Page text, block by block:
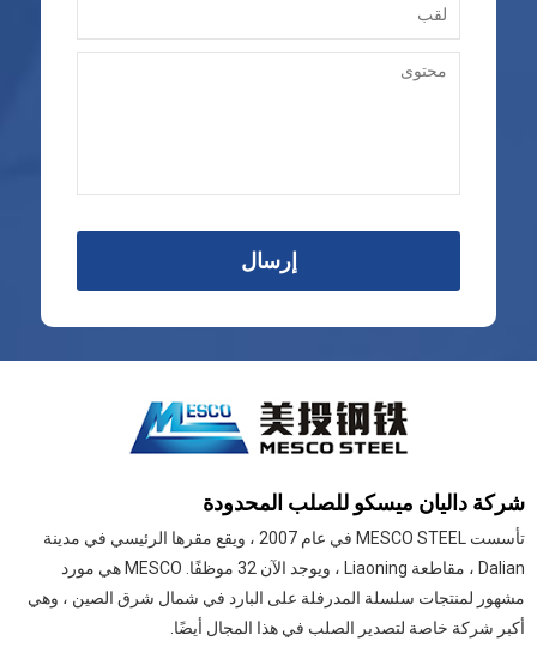
إرسال
شركة داليان ميسكو للصلب المحدودة
تأسست MESCO STEEL في عام 2007 ، ويقع مقرها الرئيسي في مدينة
Dalian ، مقاطعة Liaoning ، ويوجد الآن 32 موظفًا. MESCO هي مورد
مشهور لمنتجات سلسلة المدرفلة على البارد في شمال شرق الصين ، وهي
أكبر شركة خاصة لتصدير الصلب في هذا المجال أيضًا.